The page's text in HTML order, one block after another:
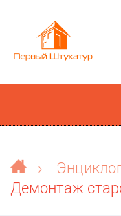
›
Демонтаж